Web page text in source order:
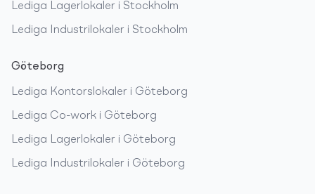
Lediga Lagerlokaler i Stockholm
Lediga Industrilokaler i Stockholm
Göteborg
Lediga Kontorslokaler i Göteborg
Lediga Co-work i Göteborg
Lediga Lagerlokaler i Göteborg
Lediga Industrilokaler i Göteborg